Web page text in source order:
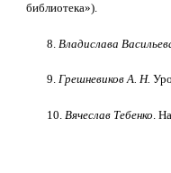
библиотека»).
8. Владислава
9. Грешневиков А. Н.
10. Вячеслав Тебенко .